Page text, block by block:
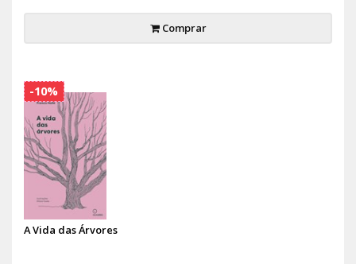
Comprar
A Vida das Árvores
-10%